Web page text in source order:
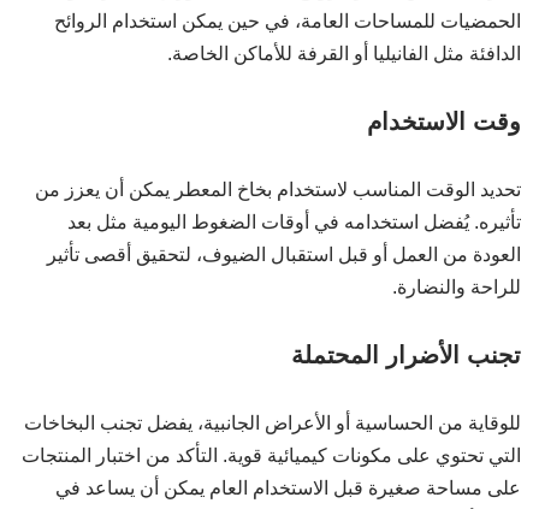
الحمضيات للمساحات العامة، في حين يمكن استخدام الروائح
الدافئة مثل الفانيليا أو القرفة للأماكن الخاصة.
وقت الاستخدام
تحديد الوقت المناسب لاستخدام بخاخ المعطر يمكن أن يعزز من
تأثيره. يُفضل استخدامه في أوقات الضغوط اليومية مثل بعد
العودة من العمل أو قبل استقبال الضيوف، لتحقيق أقصى تأثير
للراحة والنضارة.
تجنب الأضرار المحتملة
للوقاية من الحساسية أو الأعراض الجانبية، يفضل تجنب البخاخات
التي تحتوي على مكونات كيميائية قوية. التأكد من اختبار المنتجات
على مساحة صغيرة قبل الاستخدام العام يمكن أن يساعد في